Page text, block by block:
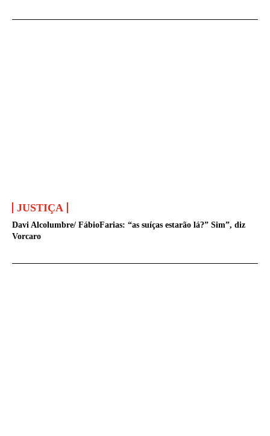
JUSTIÇA
Davi Alcolumbre/ FábioFarias: “as suíças estarão lá?” Sim”, diz
Vorcaro